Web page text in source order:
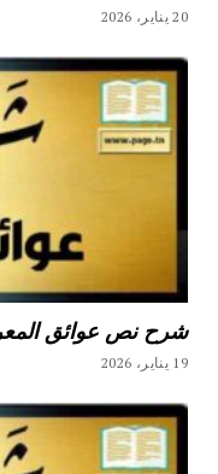
20 يناير، 2026
شرح نص عوائق
19 يناير، 2026